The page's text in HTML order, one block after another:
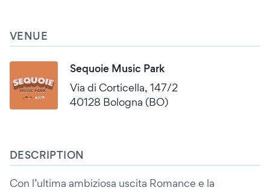
VENUE
Sequoie Music Park
Via di Corticella, 147/2
40128 Bologna (BO)
DESCRIPTION
Con l’ultima ambiziosa uscita Romance e la